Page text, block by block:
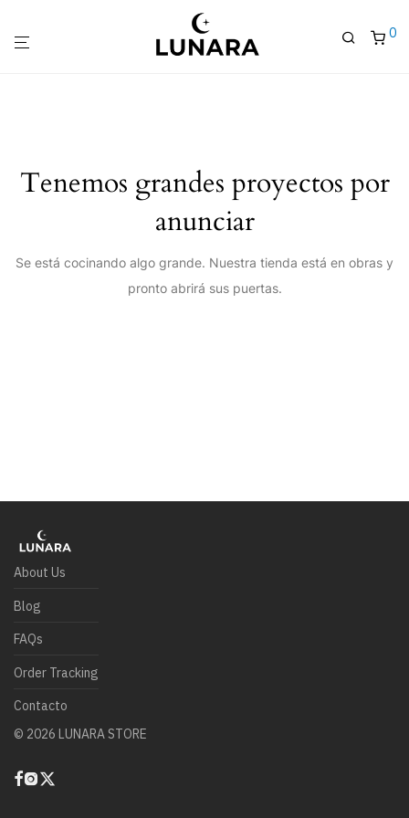
0
Tenemos grandes proyectos por
anunciar
Se está cocinando algo grande. Nuestra tienda está en obras y
pronto abrirá sus puertas.
About Us
Blog
FAQs
Order Tracking
Contacto
© 2026 LUNARA STORE